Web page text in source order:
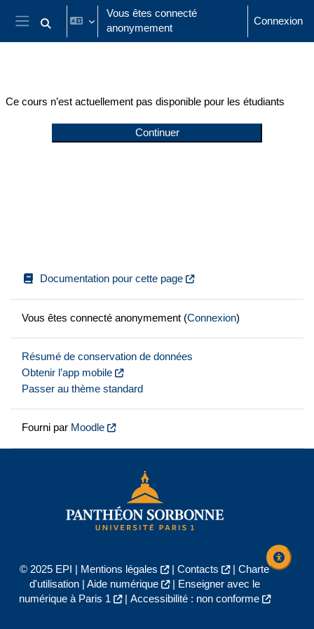
Passer au contenu principal
Panneau latéral
Activer/désactiver la saisie de recherche
Vous êtes connecté
anonymement
Connexion
Ce cours n’est actuellement pas disponible pour les étudiants
Continuer
Documentation pour cette page
Vous êtes connecté anonymement (Connexion)
Résumé de conservation de données
Obtenir l’app mobile
Passer au thème standard
Fourni par Moodle
© 2025 EPI | Mentions légales | Contacts | Charte
d'utilisation| Aide numérique |
Enseigner avec le
numérique à Paris 1
| Accessibilité : non conforme